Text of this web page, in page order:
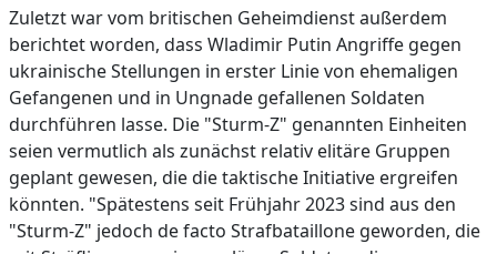
Zuletzt war vom britischen Geheimdienst außerdem
berichtet worden, dass Wladimir Putin Angriffe gegen
ukrainische Stellungen in erster Linie von ehemaligen
Gefangenen und in Ungnade gefallenen Soldaten
durchführen lasse. Die "Sturm-Z" genannten Einheiten
seien vermutlich als zunächst relativ elitäre Gruppen
geplant gewesen, die die taktische Initiative ergreifen
könnten. "Spätestens seit Frühjahr 2023 sind aus den
"Sturm-Z" jedoch de facto Strafbataillone geworden, die